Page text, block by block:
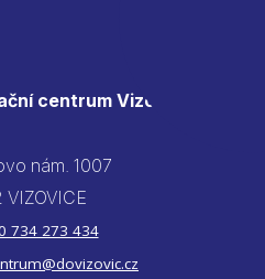
centrum Vizovice
nám. 1007
VIZOVICE
734 273 434